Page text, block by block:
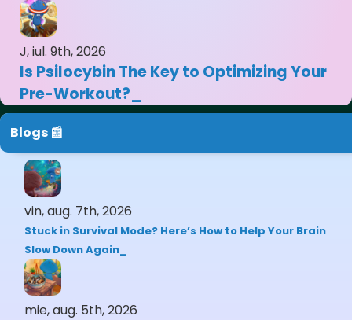
J, iul. 9th, 2026
Is Psilocybin The Key to Optimizing Your
Pre-Workout?
Blogs 📰
vin, aug. 7th, 2026
Stuck in Survival Mode? Here’s How to Help Your Brain
Slow Down Again
mie, aug. 5th, 2026